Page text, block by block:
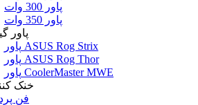
پاور 300 وات
پاور 350 وات
پاور
پاور ASUS Rog Strix
پاور ASUS Rog Thor
پاور CoolerMaster MWE
خنک
فن